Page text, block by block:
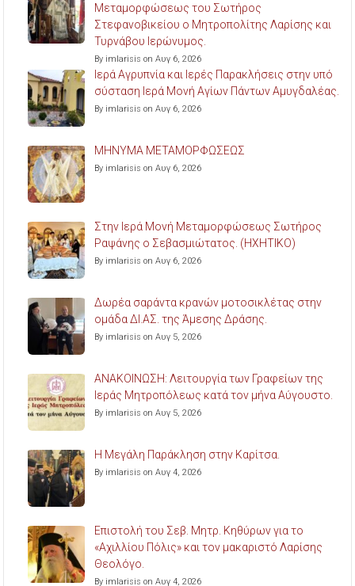
Μεταμορφώσεως του Σωτήρος
Στεφανοβικείου ο Μητροπολίτης Λαρίσης και
Τυρνάβου Ιερώνυμος.
By imlarisis on Αυγ 6, 2026
Ιερά Αγρυπνία και Ιερές Παρακλήσεις στην υπό
σύσταση Ιερά Μονή Αγίων Πάντων Αμυγδαλέας.
By imlarisis on Αυγ 6, 2026
ΜΗΝΥΜΑ ΜΕΤΑΜΟΡΦΩΣΕΩΣ
By imlarisis on Αυγ 6, 2026
Στην Ιερά Μονή Μεταμορφώσεως Σωτήρος
Ραψάνης ο Σεβασμιώτατος. (ΗΧΗΤΙΚΟ)
By imlarisis on Αυγ 6, 2026
Δωρέα σαράντα κρανών μοτοσικλέτας στην
ομάδα ΔΙ.ΑΣ. της Άμεσης Δράσης.
By imlarisis on Αυγ 5, 2026
ΑΝΑΚΟΙΝΩΣΗ: Λειτουργία των Γραφείων της
Ιεράς Μητροπόλεως κατά τον μήνα Αύγουστο.
By imlarisis on Αυγ 5, 2026
Η Μεγάλη Παράκληση στην Καρίτσα.
By imlarisis on Αυγ 4, 2026
Επιστολή του Σεβ. Μητρ. Κηθύρων για το
«Αχιλλίου Πόλις» και τον μακαριστό Λαρίσης
Θεολόγο.
By imlarisis on Αυγ 4, 2026